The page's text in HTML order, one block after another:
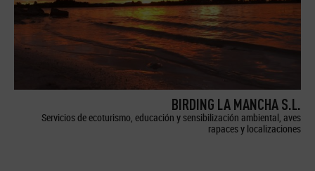
BIRDING LA MANCHA S.L.
Servicios de ecoturismo, educación y sensibilización ambiental, aves
rapaces y localizaciones